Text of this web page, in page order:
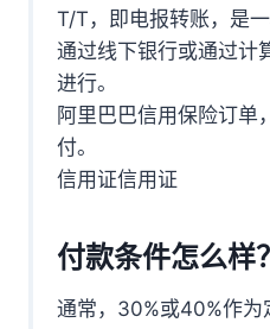
T/T，即电报转账，是
通过线下银行或通过计
进行。
阿里巴巴信用保险订单
付。
信用证信用证
付款条件怎么样？
通常，30%或40%作为